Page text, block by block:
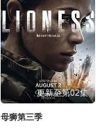
更新至第02集
母狮第三季